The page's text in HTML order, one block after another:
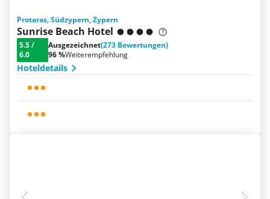
Protaras, Südzypern, Zypern
Sunrise Beach Hotel
5.5/
6.0
Ausgezeichnet(273 Bewertungen)
96 %Weiterempfehlung
Hoteldetails